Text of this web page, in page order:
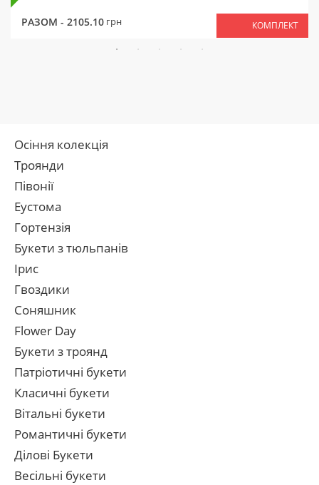
РАЗОМ - 2105.10 грн КОМПЛЕКТ
Осіння колекція
Троянди
Півонії
Еустома
Гортензія
Букети з тюльпанів
Ірис
Гвоздики
Соняшник
Flower Day
Букети з троянд
Патріотичні букети
Класичні букети
Вітальні букети
Романтичні букети
Ділові Букети
Весільні букети